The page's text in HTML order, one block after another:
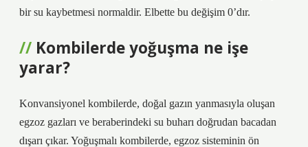
bir su kaybetmesi normaldir. Elbette bu değişim 0’dır.
Kombilerde yoğuşma ne işe
yarar?
Konvansiyonel kombilerde, doğal gazın yanmasıyla oluşan
egzoz gazları ve beraberindeki su buharı doğrudan bacadan
dışarı çıkar. Yoğuşmalı kombilerde, egzoz sisteminin ön